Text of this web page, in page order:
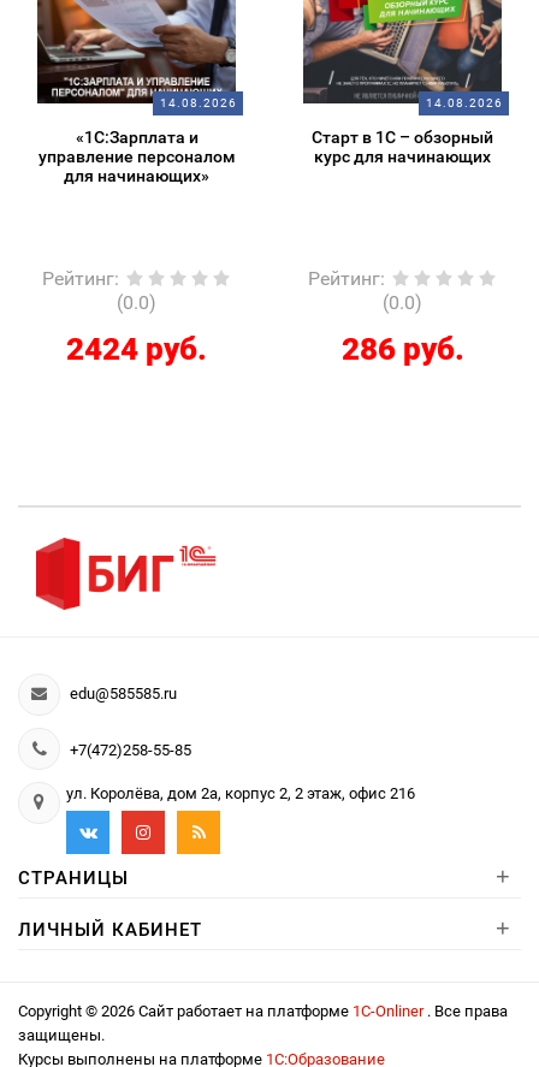
14.08.2026
«1С:Зарплата и
управление персоналом
для начинающих»
Рейтинг:
(0.0)
2424 руб.
14.08.2026
Старт в 1С – обзорный
курс для начинающих
Рейтинг:
(0.0)
286 руб.
edu@585585.ru
+7(472)258-55-85
ул. Королёва, дом 2а, корпус 2, 2 этаж, офис 216
СТРАНИЦЫ +
ЛИЧНЫЙ КАБИНЕТ +
Copyright © 2026 Сайт работает на платформе 1С-Onliner . Все права
защищены.
Курсы выполнены на платформе 1С:Образование